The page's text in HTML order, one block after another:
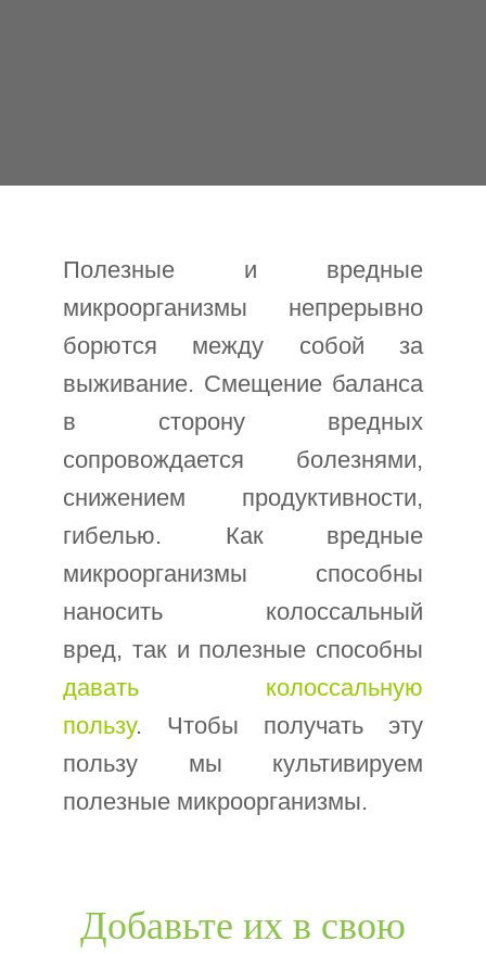
Полезные и вредные
микроорганизмы непрерывно
борются между собой за
выживание. Смещение баланса
в сторону вредных
сопровождается болезнями,
снижением продуктивности,
гибелью. Как вредные
микроорганизмы способны
наносить колоссальный
вред, так и полезные способны
давать колоссальную
пользу. Чтобы получать эту
пользу мы культивируем
полезные микроорганизмы.
Добавьте их в свою